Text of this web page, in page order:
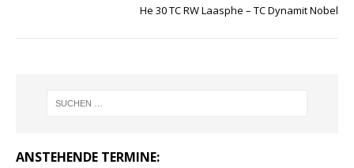
He 30 TC RW Laasphe – TC Dynamit Nobel
ANSTEHENDE TERMINE: